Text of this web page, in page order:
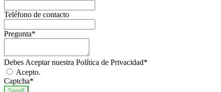
Teléfono de contacto
Pregunta*
Debes Aceptar nuestra Política de Privacidad*
Acepto.
Captcha*